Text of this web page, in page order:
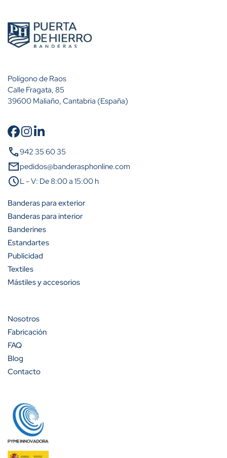
Polígono de Raos
Calle Fragata, 85
39600 Maliaño, Cantabria (España)
call942 35 60 35
mailpedidos@banderasphonline.com
scheduleL - V: De 8:00 a 15:00 h
Banderas para exterior
Banderas para interior
Banderines
Estandartes
Publicidad
Textiles
Mástiles y accesorios
Nosotros
Fabricación
FAQ
Blog
Contacto